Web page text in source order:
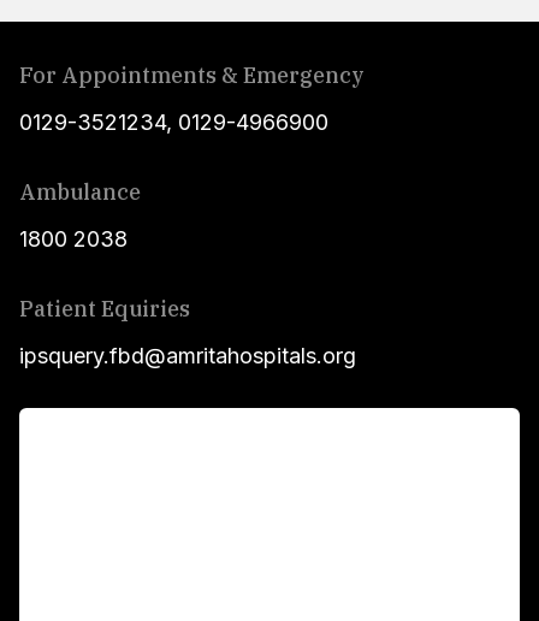
For Appointments & Emergency
0129-3521234, 0129-4966900
Ambulance
1800 2038
Patient Equiries
ipsquery.fbd@amritahospitals.org